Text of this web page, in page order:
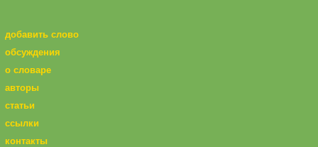
добавить слово
обсуждения
о словаре
авторы
статьи
ссылки
контакты